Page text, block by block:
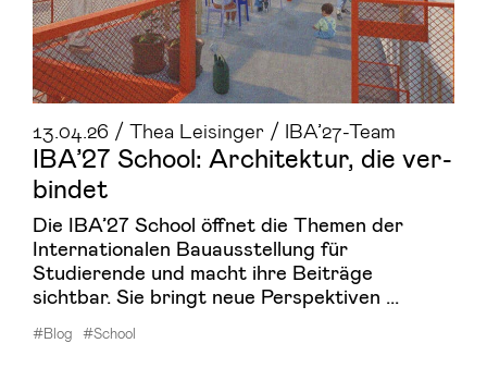
13.04.26 / Thea Leisinger / IBA’27-Team
IBA’27 School: Ar­chi­tek­tur, die ver­
bin­det
Die IBA’27 School öffnet die Themen der
Internationalen Bauausstellung für
Studierende und macht ihre Beiträge
sichtbar. Sie bringt neue Perspektiven ...
#Blog #School